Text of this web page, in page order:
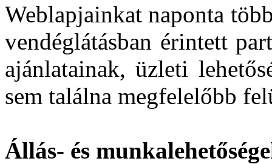
Weblapjainkat naponta
vendéglátásban érintett
ajánlatainak, üzleti
sem találna megfelelőbb
Állás- és